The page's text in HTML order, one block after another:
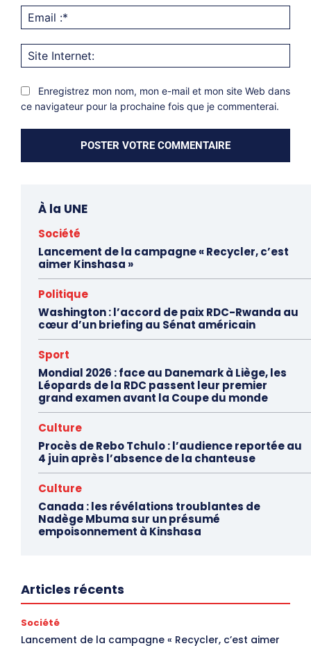
:*
Enregistrez mon nom, mon e-mail et mon site Web dans
ce navigateur pour la prochaine fois que je commenterai.
À la UNE
Société
Lancement de la campagne « Recycler, c’est
aimer Kinshasa »
Politique
Washington : l’accord de paix RDC-Rwanda au
cœur d’un briefing au Sénat américain
Sport
Mondial 2026 : face au Danemark à Liège, les
Léopards de la RDC passent leur premier
grand examen avant la Coupe du monde
Culture
Procès de Rebo Tchulo : l’audience reportée au
4 juin après l’absence de la chanteuse
Culture
Canada : les révélations troublantes de
Nadège Mbuma sur un présumé
empoisonnement à Kinshasa
Articles récents
Société
Lancement de la campagne « Recycler, c’est aimer